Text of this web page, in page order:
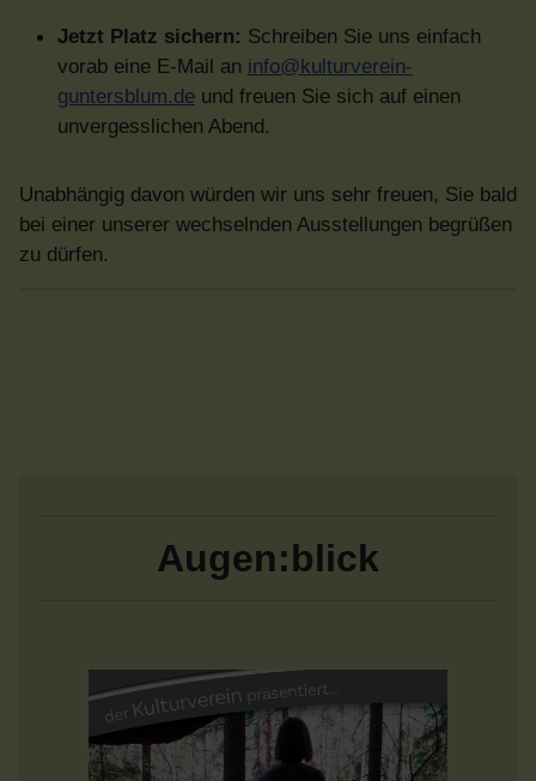
Jetzt Platz sichern: Schreiben Sie uns einfach
vorab eine E-Mail an info@kulturverein-
guntersblum.de und freuen Sie sich auf einen
unvergesslichen Abend.
Unabhängig davon würden wir uns sehr freuen, Sie bald
bei einer unserer wechselnden Ausstellungen begrüßen
zu dürfen.
Augen:blick